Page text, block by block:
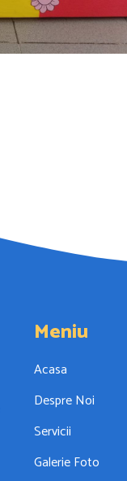
Meniu
Acasa
Despre Noi
Servicii
Galerie Foto